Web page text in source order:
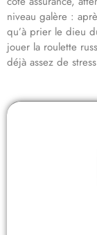
niveau galère :
qu’à prier le dieu
jouer la roulette
déjà assez de